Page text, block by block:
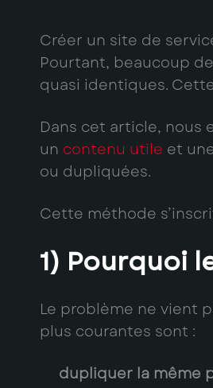
Créer un site de
Pourtant, beaucoup
quasi identiques.
Dans cet article, nous
un contenu utile et
ou dupliquées.
Cette méthode
1) Pourquoi
Le problème ne vient
plus courantes sont :
dupliquer la même